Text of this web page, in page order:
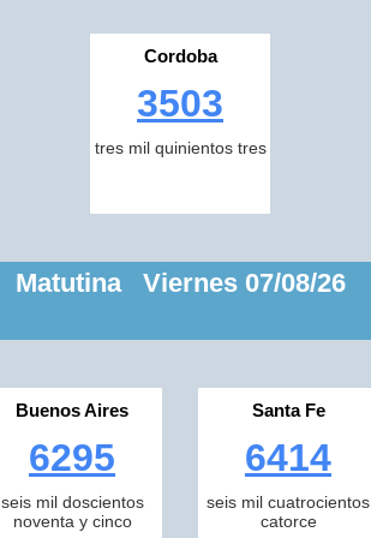
Cordoba
3503
tres mil quinientos tres
Matutina Viernes 07/08/26
Buenos Aires
6295
seis mil doscientos
noventa y cinco
Santa Fe
6414
seis mil cuatrocientos
catorce